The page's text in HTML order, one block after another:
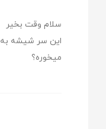
جنس سیلیکون
انعطاف‌پذیری بالا
سلام وقت بخیر
این سر شیشه
میخوره؟